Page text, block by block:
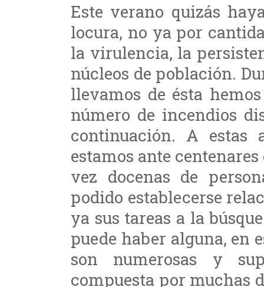
Este verano quizás
locura, no ya por
la virulencia, la
núcleos de población.
llevamos de ésta
número de incendios
continuación. A estas
estamos ante
vez docenas de
podido establecerse
ya sus tareas a la
puede haber alguna, en
son numerosas y
compuesta por muchas